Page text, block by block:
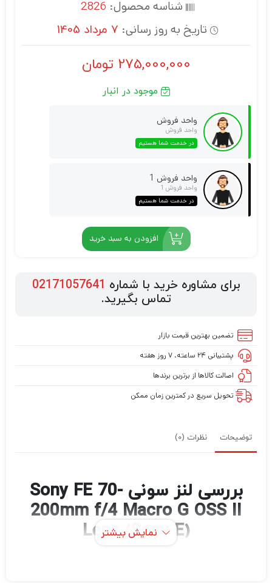
شناسه محصول: 2826
تاریخ به روز رسانی: 7 مرداد 1405
275,000,000 تومان
موجود در انبار
واحد فروش
واحد فروش
در خدمت شما هستیم
واحد فروش 1
واحد فروش 1
در خدمت شما هستیم
افزودن به سبد خرید
برای مشاوره خرید با شماره 02171057641
تماس بگیرید.
تضمین بهترین قیمت بازار
پشتیبانی ۲۴ ساعته، ۷ روز هفته
اصالت کالاها از برترین برندها
تحویل سریع در کمترین زمان ممکن
توضیحات نظرات (0)
بررسی لنز سونی Sony FE 70-
200mm f/4 Macro G OSS II
Lens (Sony E)
نمایش بیشتر